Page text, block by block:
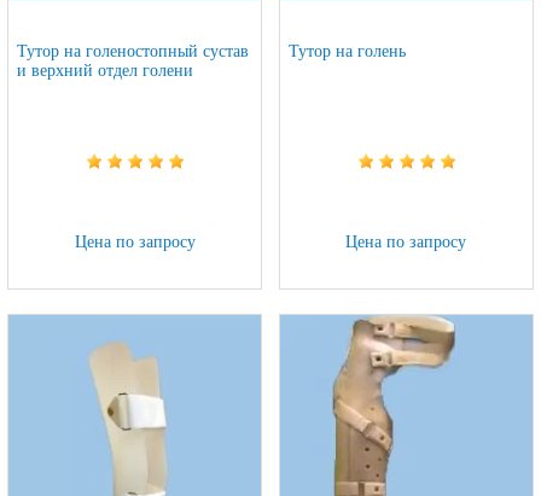
Тутор на голеностопный сустав
и верхний отдел голени
Цена по запросу
Тутор на голень
Цена по запросу